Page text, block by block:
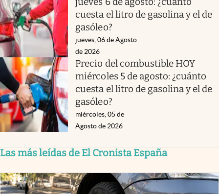
cuesta el litro de gasolina y el de
gasóleo?
jueves, 06 de Agosto
de 2026
Precio del combustible HOY
miércoles 5 de agosto: ¿cuánto
cuesta el litro de gasolina y el de
gasóleo?
miércoles, 05 de
Agosto de 2026
Las más leídas de El Cronista España